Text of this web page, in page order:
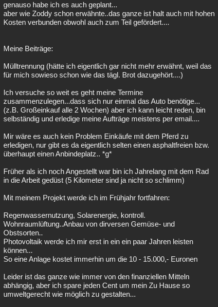
genauso habe ich es auch geplant...
aber wie Zoddy schon erwähnte..das ganze ist halt auch mit hohen
Kosten verbunden obwohl auch zum Teil gefördert....
Meine Beiträge:
Mülltrennung (hätte ich eigentlich gar nicht mehr erwähnt, weil das
für mich sowieso schon wie das tägl. Brot dazugehört....)
Ich versuche so weit es geht meine Termine
zusammenzulegen...dass sich nur einmal das Auto benötige...
(z.B. Großeinkauf alle 2 Wochen) aber ich kann leicht reden, bin
selbständig und erledige meine Aufträge meistens per email....
Mir wäre es auch kein Problem Einkäufe mit dem Pferd zu
erledigen, nur gibt es da eigentlich selten einen asphaltfreien bzw.
überhaupt einen Anbindeplatz.. *g*
Früher als ich noch Angestellt war bin ich Jahrelang mit dem Rad
in die Arbeit gedüst (5 Kilometer sind ja nicht so schlimm)
Mit meinem Projekt werde ich im Frühjahr fortfahren:
Regenwassernutzung, Solarenergie, kontroll.
Wohnraumlüftung..Anbau von dirversen Gemüse- und
Obstsorten..
Photovoltaik werde ich mir erst in ein ein paar Jahren leisten
können...
So eine Anlage kostet immerhin um die 10 - 15.000,- Euronen
Leider ist das ganze wie immer von den finanziellen Mitteln
abhängig, aber ich spare jeden Cent um mein Zu Hause so
umweltgerecht wie möglich zu gestalten...